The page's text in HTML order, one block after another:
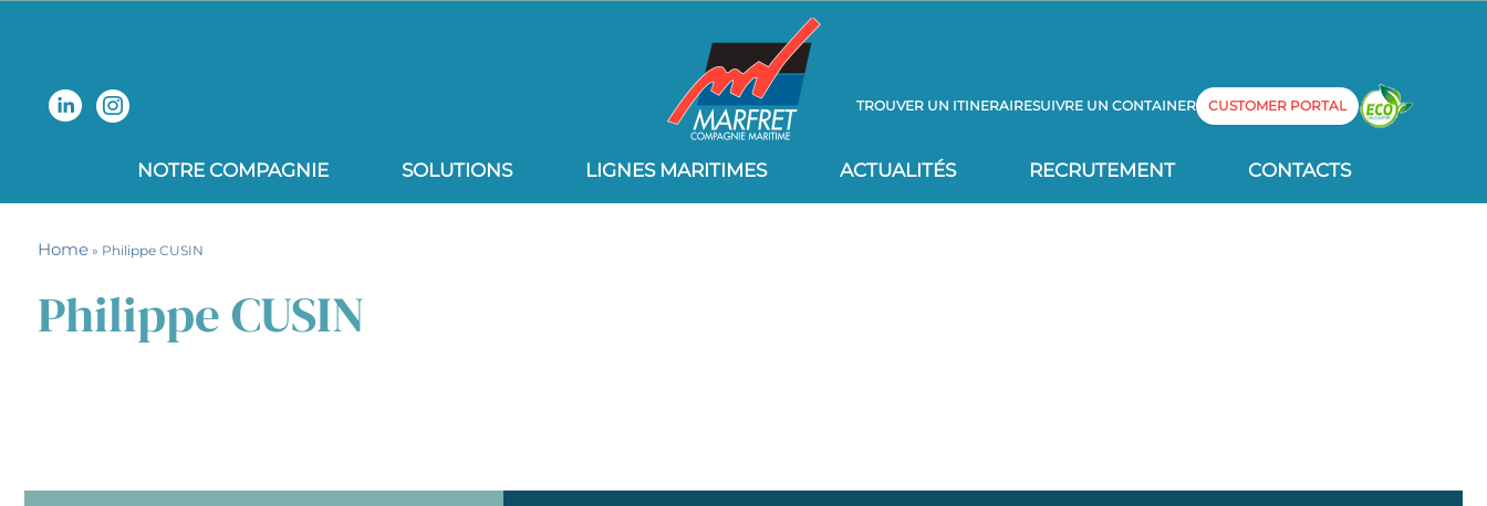
TROUVER UN ITINERAIRESUIVRE UN CONTAINER CUSTOMER PORTAL
NOTRE COMPAGNIE SOLUTIONS LIGNES MARITIMES ACTUALITÉS RECRUTEMENT CONTACTS
Home » Philippe CUSIN
Philippe CUSIN